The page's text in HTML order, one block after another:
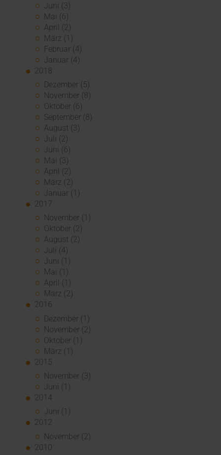
Juni (3)
Mai (6)
April (2)
März (1)
Februar (4)
Januar (4)
2018
Dezember (5)
November (8)
Oktober (6)
September (8)
August (3)
Juli (2)
Juni (6)
Mai (3)
April (2)
März (2)
Januar (1)
2017
November (1)
Oktober (2)
August (2)
Juli (4)
Juni (1)
Mai (1)
April (1)
März (2)
2016
Dezember (1)
November (2)
Oktober (1)
März (1)
2015
November (3)
Juni (1)
2014
Juni (1)
2012
November (2)
2010